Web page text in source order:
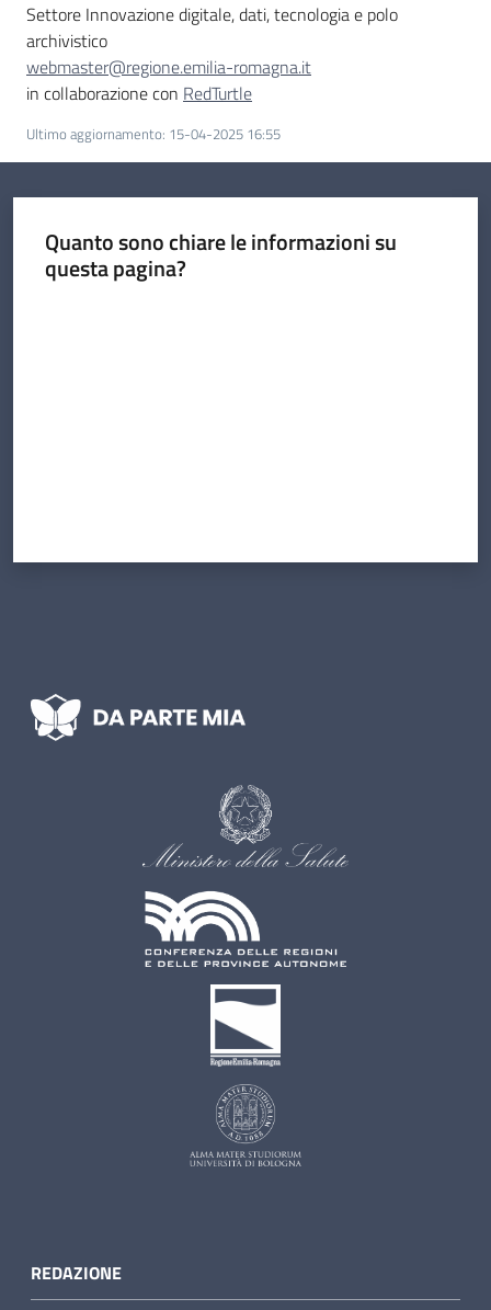
Settore Innovazione digitale, dati, tecnologia e polo
archivistico
webmaster@regione.emilia-romagna.it
in collaborazione con RedTurtle
Ultimo aggiornamento: 15-04-2025 16:55
Quanto sono chiare le informazioni su
questa pagina?
REDAZIONE